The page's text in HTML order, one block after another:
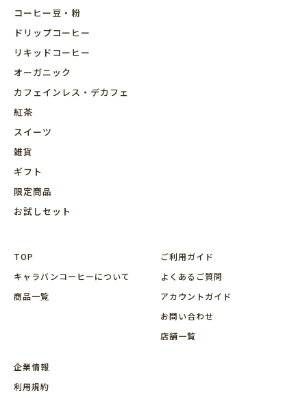
コーヒー豆・粉
ドリップコーヒー
リキッドコーヒー
オーガニック
カフェインレス・デカフェ
紅茶
スイーツ
雑貨
ギフト
限定商品
お試しセット
TOP
キャラバンコーヒーについて
商品⼀覧
ご利用ガイド
よくあるご質問
アカウントガイド
お問い合わせ
店舗⼀覧
企業情報
利用規約